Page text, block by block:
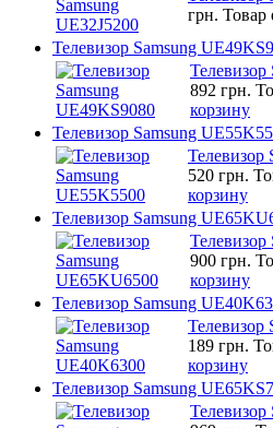
грн. Товар
Телевизор Samsung
Телевизор
892 грн.
корзину
Телевизор Samsung
Телевизор
520 грн.
корзину
Телевизор Samsung
900 грн.
корзину
Телевизор Samsung
Телевизор
189 грн.
корзину
Телевизор Samsung
Телевизор